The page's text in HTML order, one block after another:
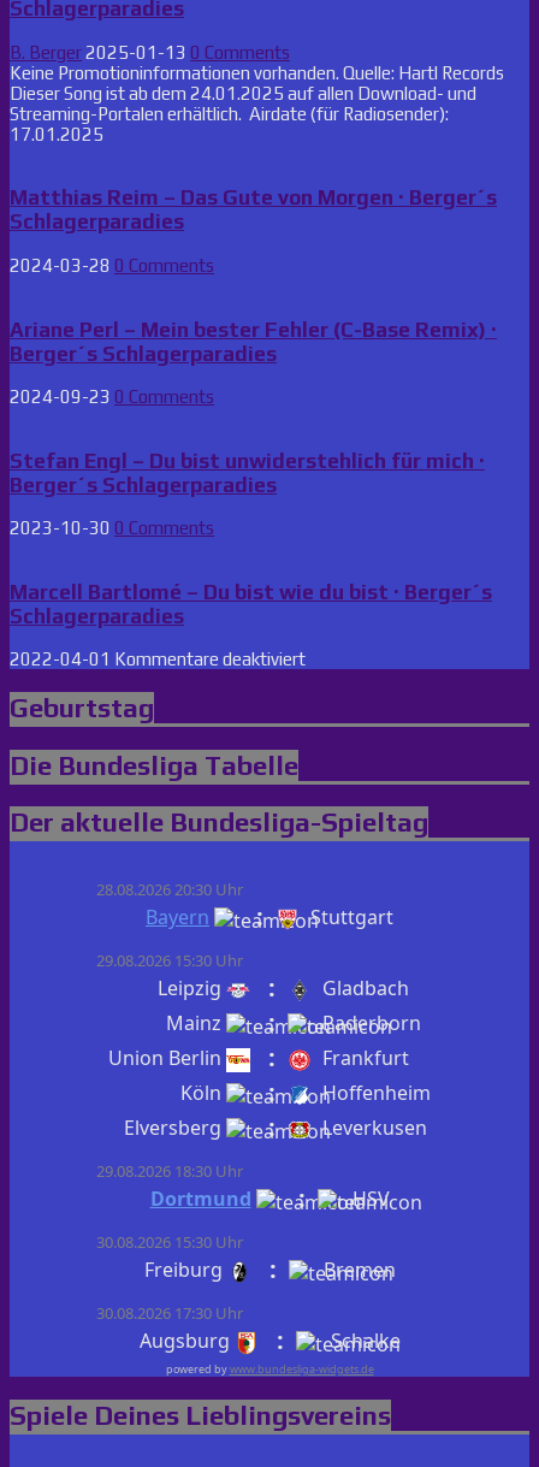
Schlagerparadies
B. Berger2025-01-13 0 Comments
Keine Promotioninformationen vorhanden. Quelle: Hartl Records
Dieser Song ist ab dem 24.01.2025 auf allen Download- und
Streaming-Portalen erhältlich. Airdate (für Radiosender):
17.01.2025
Matthias Reim – Das Gute von Morgen · Berger´s
Schlagerparadies
2024-03-28 0 Comments
Ariane Perl – Mein bester Fehler (C-Base Remix) ·
Berger´s Schlagerparadies
2024-09-23 0 Comments
Stefan Engl – Du bist unwiderstehlich für mich ·
Berger´s Schlagerparadies
2023-10-30 0 Comments
Marcell Bartlomé – Du bist wie du bist · Berger´s
Schlagerparadies
2022-04-01 Kommentare deaktiviertfür
–
wie
bist
·
Geburtstag
Die Bundesliga Tabelle
Der aktuelle Bundesliga-Spieltag
28.08.2026 20:30 Uhr
Bayern : Stuttgart
29.08.2026 15:30 Uhr
Leipzig :
Gladbach
Mainz
:
Paderborn
Union Berlin
:
Frankfurt
Köln
:
Hoffenheim
Elversberg
: Leverkusen
29.08.2026 18:30 Uhr
Dortmund : HSV
30.08.2026 15:30 Uhr
Freiburg : Bremen
30.08.2026 17:30 Uhr
Augsburg : Schalke
powered bywww.bundesliga-widgets.de
Spiele Deines Lieblingsvereins